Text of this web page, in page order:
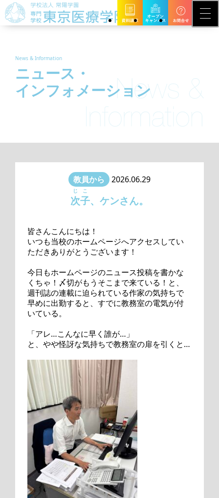
News & Information
ニュース・
インフォメーション
教員から 2026.06.29
次子
じこ
、ケンさん。
皆さんこんにちは！
いつも当校のホームページへアクセスしてい
ただきありがとうございます！
今日もホームページのニュース投稿を書かな
くちゃ！〆切がもうそこまで来ている！と、
週刊誌の連載に迫られている作家の気持ちで
早めに出勤すると、すでに教務室の電気が付
いている。
「アレ…こんなに早く誰が…」
と、やや怪訝な気持ちで教務室の扉を引くと…